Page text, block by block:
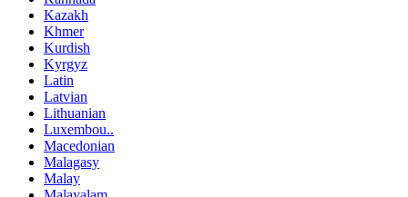
Kazakh
Khmer
Kurdish
Kyrgyz
Latin
Latvian
Lithuanian
Luxembou..
Macedonian
Malagasy
Malay